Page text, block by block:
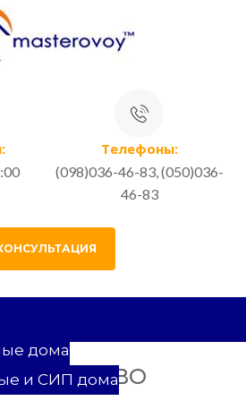
Телефоны:
(098)036-46-83, (050)036-
46-83
дома
и СИП дома